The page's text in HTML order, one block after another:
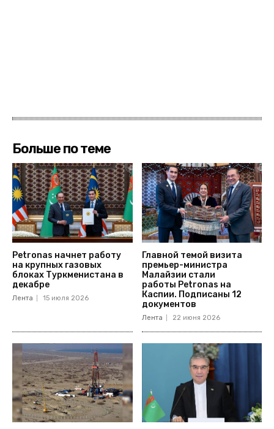
Больше по теме
Petronas начнет работу
на крупных газовых
блоках Туркменистана в
декабре
Лента 15 июля 2026
Главной темой визита
премьер-министра
Малайзии стали
работы Petronas на
Каспии. Подписаны 12
документов
Лента 22 июня 2026